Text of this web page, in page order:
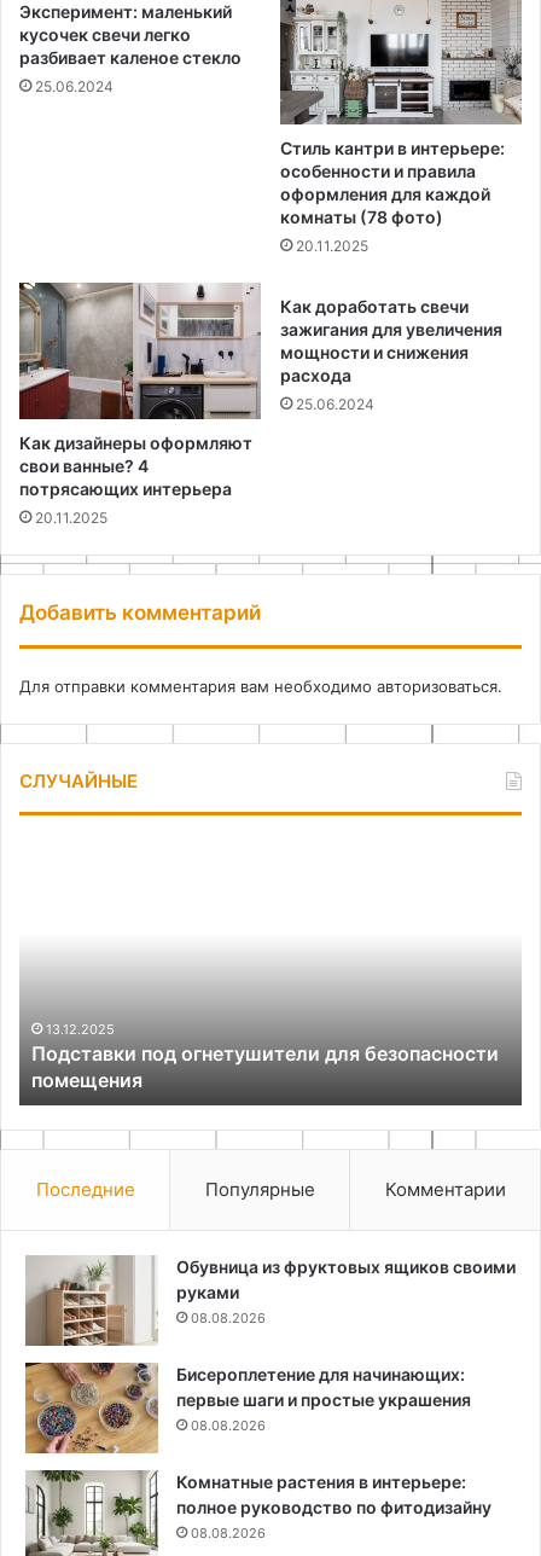
Эксперимент: маленький
кусочек свечи легко
разбивает каленое стекло
25.06.2024
Стиль кантри в интерьере:
особенности и правила
оформления для каждой
комнаты (78 фото)
20.11.2025
Как дизайнеры оформляют
свои ванные? 4
потрясающих интерьера
20.11.2025
Как доработать свечи
зажигания для увеличения
мощности и снижения
расхода
25.06.2024
Добавить комментарий
Для отправки комментария вам необходимо авторизоваться.
СЛУЧАЙНЫЕ
13.12.2025
Подставки под огнетушители для безопасности
помещения
Последние Популярные Комментарии
Обувница из фруктовых ящиков своими
руками
08.08.2026
Бисероплетение для начинающих:
первые шаги и простые украшения
08.08.2026
Комнатные растения в интерьере:
полное руководство по фитодизайну
08.08.2026